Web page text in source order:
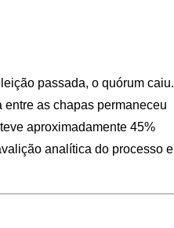
passada, o quórum caiu.
entre as chapas permaneceu
aproximadamente 45%
analítica do processo e